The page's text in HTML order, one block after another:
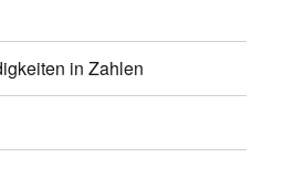
in Zahlen